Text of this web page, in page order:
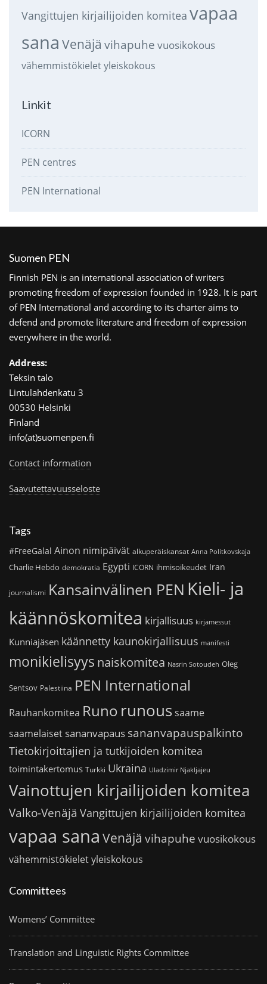
Vangittujen kirjailijoiden komitea vapaa
sana Venäjä vihapuhe vuosikokous
vähemmistökieletyleiskokous
Linkit
ICORN
PEN centres
PEN International
Suomen PEN
Finnish PEN is an international association of writers
promoting freedom of expression founded in 1928. It is part
of PEN International and according to its charter aims to
defend and promote literature and freedom of expression
everywhere in the world.
Address:
Teksin talo
Lintulahdenkatu 3
00530 Helsinki
Finland
info(at)suomenpen.fi
Contact information
Saavutettavuusseloste
Tags
#FreeGalal Ainon nimipäivät alkuperäiskansat Anna Politkovskaja
Charlie Hebdo demokratia Egypti ICORN ihmisoikeudet Iran
journalismi Kansainvälinen PEN Kieli- ja
käännöskomitea kirjallisuus kirjamessut
Kunniajäsen käännetty kaunokirjallisuus manifesti
monikielisyys naiskomitea Nasrin Sotoudeh Oleg
Sentsov Palestiina PEN International
Rauhankomitea Runo runoussaame
saamelaiset sananvapaus sananvapauspalkinto
Tietokirjoittajien ja tutkijoiden komitea
toimintakertomus Turkki Ukraina Uladzimir Njakljajeu
Vainottujen kirjailijoiden komitea
Valko-Venäjä Vangittujen kirjailijoiden komitea
vapaa sana Venäjä vihapuhe vuosikokous
vähemmistökieletyleiskokous
Committees
Womens’ Committee
Translation and Linguistic Rights Committee